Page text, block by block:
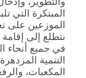
المبتكرة التي
الموزعين على
نتطلع إلى
في جميع أنحاء
التنمية
المكعبات،